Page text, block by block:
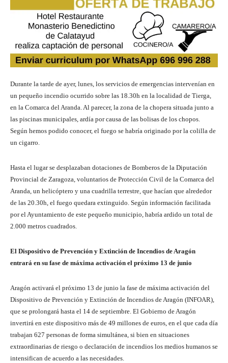
Durante la tarde de ayer, lunes, los servicios de emergencias intervenían en
un pequeño incendio ocurrido sobre las 18.30h en la localidad de Tierga,
en la Comarca del Aranda. Al parecer, la zona de la chopera situada junto a
las piscinas municipales, ardía por causa de las bolisas de los chopos.
Según hemos podido conocer, el fuego se habría originado por la colilla de
un cigarro.
Hasta el lugar se desplazaban dotaciones de Bomberos de la Diputación
Provincial de Zaragoza, voluntarios de Protección Civil de la Comarca del
Aranda, un helicóptero y una cuadrilla terrestre, que hacían que alrededor
de las 20.30h, el fuego quedara extinguido. Según información facilitada
por el Ayuntamiento de este pequeño municipio, habría ardido un total de
2.000 metros cuadrados.
El Dispositivo de Prevención y Extinción de Incendios de Aragón
entrará en su fase de máxima activación el próximo 13 de junio
Aragón activará el próximo 13 de junio la fase de máxima activación del
Dispositivo de Prevención y Extinción de Incendios de Aragón (INFOAR),
que se prolongará hasta el 14 de septiembre. El Gobierno de Aragón
invertirá en este dispositivo más de 49 millones de euros, en el que cada día
trabajan 627 personas de forma simultánea, si bien en situaciones
extraordinarias de riesgo o declaración de incendios los medios humanos se
intensifican de acuerdo a las necesidades.